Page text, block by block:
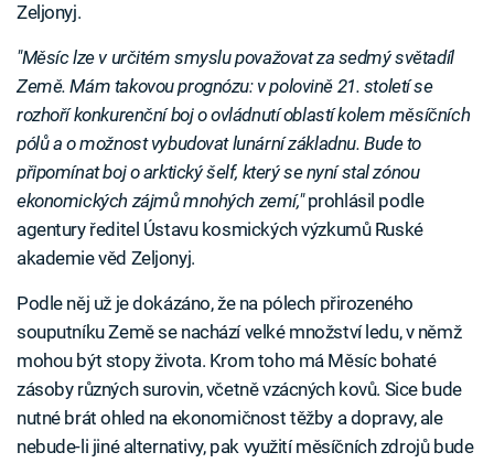
Zeljonyj.
"Měsíc lze v určitém smyslu považovat za sedmý světadíl
Země. Mám takovou prognózu: v polovině 21. století se
rozhoří konkurenční boj o ovládnutí oblastí kolem měsíčních
pólů a o možnost vybudovat lunární základnu. Bude to
připomínat boj o arktický šelf, který se nyní stal zónou
ekonomických zájmů mnohých zemí,"prohlásil podle
agentury ředitel Ústavu kosmických výzkumů Ruské
akademie věd Zeljonyj.
Podle něj už je dokázáno, že na pólech přirozeného
souputníku Země se nachází velké množství ledu, v němž
mohou být stopy života. Krom toho má Měsíc bohaté
zásoby různých surovin, včetně vzácných kovů. Sice bude
nutné brát ohled na ekonomičnost těžby a dopravy, ale
nebude-li jiné alternativy, pak využití měsíčních zdrojů bude